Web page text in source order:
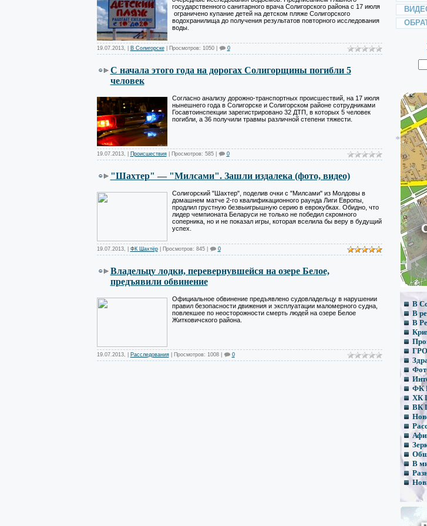
*
*
государственного санитарного врача Солигорского района с 17 июля
ограничено купание детей на детском пляже Солигорского
водохранилища до получения результатов повторного исследования
воды.
19.07.2013, В Солигорске| Просмотров: 1050 | 0
С начала этого года на дорогах Солигорщины погибли 5
человек
Согласно анализу дорожно-транспортных происшествий, на 17 июля
нынешнего года в Солигорске и Солигорском районе сотрудниками
Госавтоинспекции зарегистрировано 32 ДТП, в которых 5 человек
погибли, а 36 получили травмы различной степени тяжести.
19.07.2013, Происшествия| Просмотров: 585 | 0
"Шахтер" — "Милсами". Зашли издалека (фото, видео)
Солигорский "Шахтер", поделив очки с "Милсами" из Молдовы в
домашнем матче 2-го квалификационного раунда Лиги Европы,
продлил грустную безвыигрышную серию в еврокубках. Обидно, что
лидер чемпионата Беларуси не только не победил скромного
соперника, но и не показал игры, которая вселила бы веру в будущий
успех.
19.07.2013, ФК Шахтёр| Просмотров: 845 | 0
Владельцу лодки, перевернувшейся на озере Белое,
предъявили обвинение
Официальное обвинение предъявлено судовладельцу в нарушении
правил безопасности движения и эксплуатации маломерного судна,
повлекшее по неосторожности смерть людей на озере Белое
Житковичского района.
19.07.2013, Расследования| Просмотров: 1008 | 0
В
В
В
ФК
ХК
ВК
В